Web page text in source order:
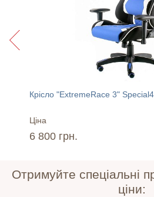
Крісло "ExtremeRace 3"
Ціна
6 800 грн.
Отримуйте спеціальні
ціни: